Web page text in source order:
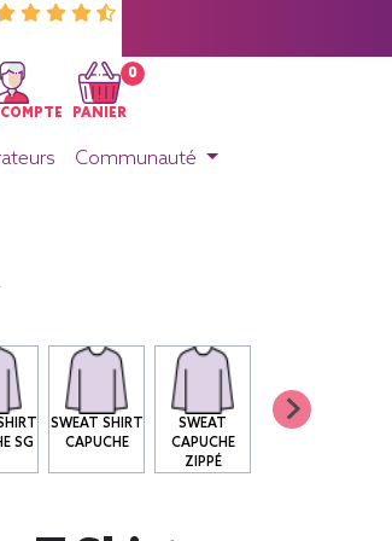
0
PANIER
Communauté
SG
SWEAT SHIRT
CAPUCHE
SWEAT
CAPUCHE
ZIPPÉ